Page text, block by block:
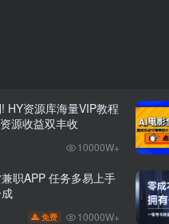
HY资源库海量VIP教程
源收益双丰收
10000W+
职APP 任务多易上手
免费 10000W+